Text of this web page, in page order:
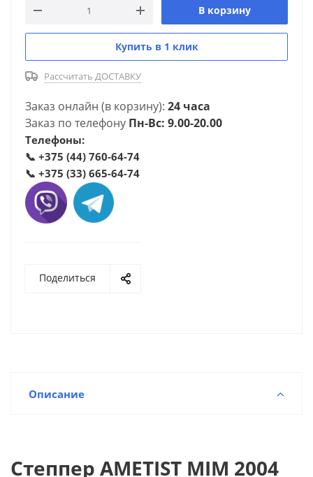
В корзину
Купить в 1 клик
Рассчитать ДОСТАВКУ
Заказ онлайн (в корзину): 24 часа
Заказ по телефону Пн-Вс: 9.00-20.00
Телефоны:
📞 +375 (44) 760-64-74
📞 +375 (33) 665-64-74
Поделиться
Описание
Степпер AMETIST MIM 2004